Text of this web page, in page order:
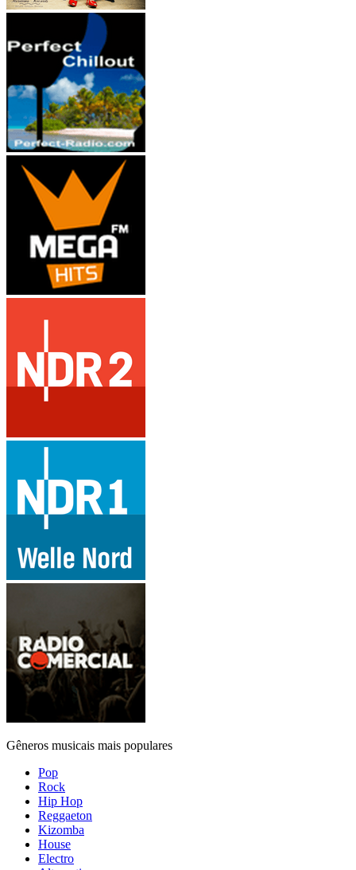
Gêneros musicais mais populares
Pop
Rock
Hip Hop
Reggaeton
Kizomba
House
Electro